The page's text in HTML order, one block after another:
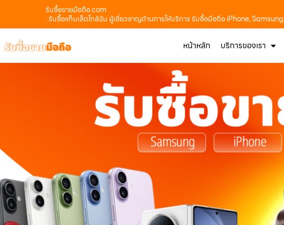
รับซื้อขายมือถือ.com
: รับซื้อแท็บเล็ตใกล้ฉัน ผู้เชี่ยวชาญด้านการให้บริการ รับซื้อมือถือ iPhone,
หน้าหลัก บริการของเรา